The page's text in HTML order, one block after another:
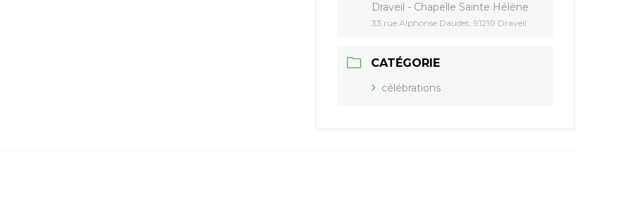
Draveil - Chapelle Sainte Hélène
33 rue Alphonse Daudet, 91210 Draveil
CATÉGORIE
célébrations